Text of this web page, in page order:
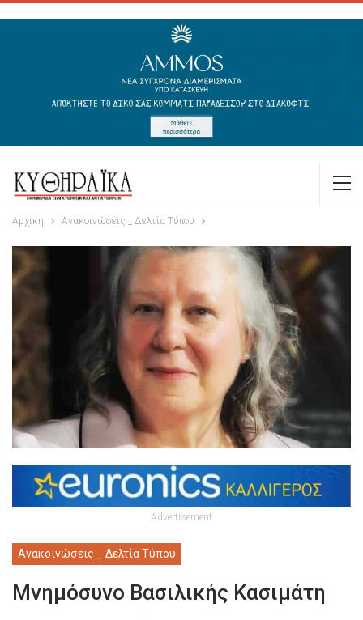
Αρχική Ανακοινώσεις _ Δελτία Τύπου
Advertisement
Ανακοινώσεις _ Δελτία Τύπου
Μνημόσυνο Βασιλικής Κασιμάτη